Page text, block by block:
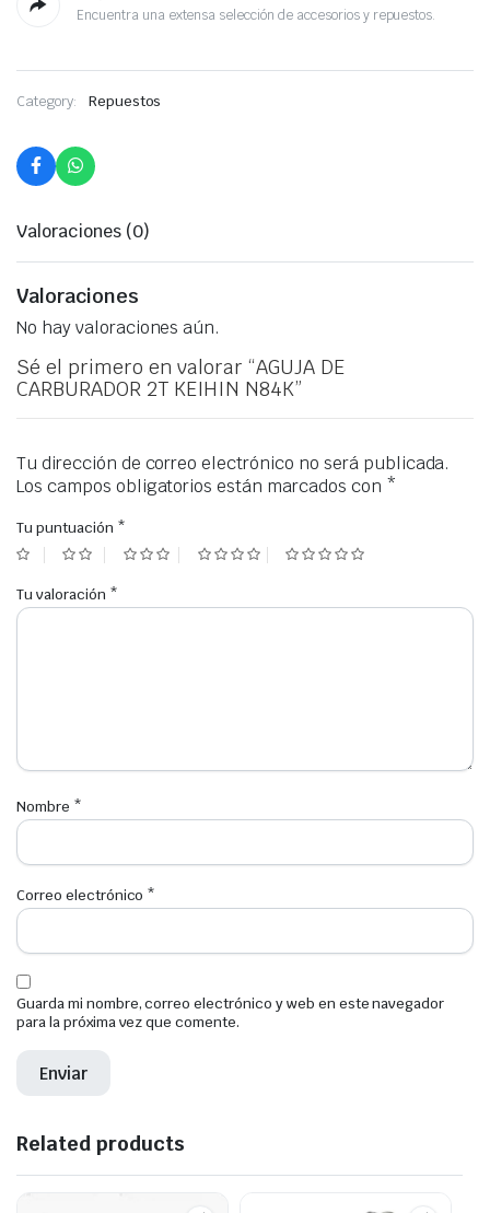
Encuentra una extensa selección de accesorios y repuestos.
Category: Repuestos
Valoraciones (0)
Valoraciones
No hay valoraciones aún.
Sé el primero en valorar “AGUJA DE
CARBURADOR 2T KEIHIN N84K”
Tu dirección de correo electrónico no será publicada.
Los campos obligatorios están marcados con *
Tu puntuación *
Tu valoración *
Nombre *
Correo electrónico *
Guarda mi nombre, correo electrónico y web en este navegador
para la próxima vez que comente.
Related products